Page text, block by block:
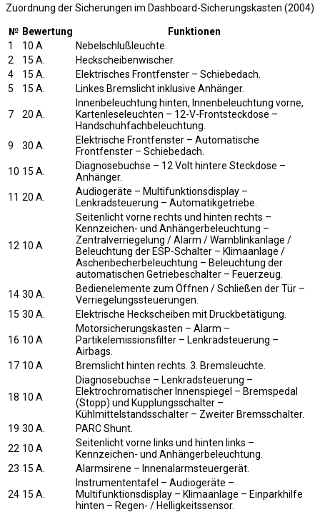
Zuordnung der Sicherungen im Dashboard-Sicherungskasten (2004)
№ Bewertung
Funktionen
1
10 A
Nebelschlußleuchte.
2
15 A.
Heckscheibenwischer.
4
15 A.
Elektrisches Frontfenster – Schiebedach.
5
15 A. Linkes Bremslicht inklusive Anhänger.
7 20 A.
Innenbeleuchtung hinten, Innenbeleuchtung vorne,
Kartenleseleuchten – 12-V-Frontsteckdose –
Handschuhfachbeleuchtung.
9
30 A.
Elektrische Frontfenster – Automatische
Frontfenster – Schiebedach.
10 15 A.
Diagnosebuchse – 12 Volt hintere Steckdose –
Anhänger.
11 20 A.
Audiogeräte – Multifunktionsdisplay –
Lenkradsteuerung – Automatikgetriebe.
12 10 A
Seitenlicht vorne rechts und hinten rechts –
Kennzeichen- und Anhängerbeleuchtung –
Zentralverriegelung / Alarm / Warnblinkanlage /
Beleuchtung der ESP-Schalter – Klimaanlage /
Aschenbecherbeleuchtung – Beleuchtung der
automatischen Getriebeschalter – Feuerzeug.
14 30 A.
Bedienelemente zum Öffnen / Schließen der Tür –
Verriegelungssteuerungen.
15 30 A. Elektrische Heckscheiben mit Druckbetätigung.
16 10 A
Motorsicherungskasten – Alarm –
Partikelemissionsfilter – Lenkradsteuerung –
Airbags.
17 10 A Bremslicht hinten rechts. 3. Bremsleuchte.
18 10 A
Diagnosebuchse – Lenkradsteuerung –
Elektrochromatischer Innenspiegel – Bremspedal
(Stopp) und Kupplungsschalter –
Kühlmittelstandsschalter – Zweiter Bremsschalter.
19 30 A.
PARC Shunt.
22 10 A
Seitenlicht vorne links und hinten links –
Kennzeichen- und Anhängerbeleuchtung.
23 15 A. Alarmsirene – Innenalarmsteuergerät.
24 15 A.
Instrumententafel – Audiogeräte –
Multifunktionsdisplay – Klimaanlage – Einparkhilfe
hinten – Regen- / Helligkeitssensor.